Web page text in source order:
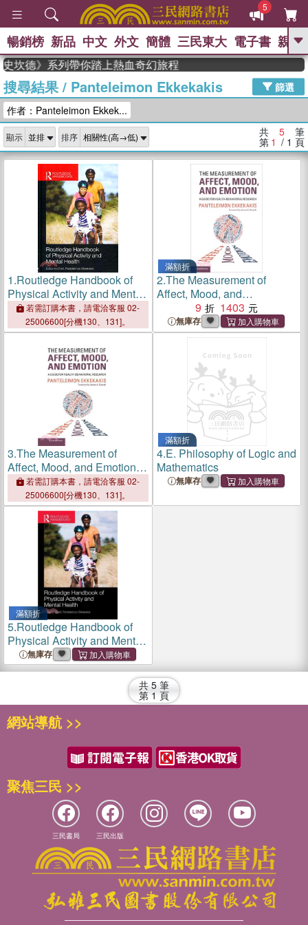
5
GO
熱搜： 東野圭吾 、 高希均教授回憶錄
、 The Odyssey 、 父親節 、 如果歷
獎 臺灣漫遊錄 、 方念華 、 台灣的李
登輝時代
數學女孩：黎曼猜想 、
偉大的迷走神經
暢銷榜 新品 中文 外文 簡體 三民東大 電子書 親子
坎德》系列帶你踏上熱血奇幻旅程
搜尋結果/ Panteleimon Ekkekakis
篩選
作者：Panteleimon Ekkek...
顯示 排序 共 5 筆
第 1 / 1 頁
1.Routledge Handbook of
Physical Activity and Mental
Health
若需訂購本書，請電洽客服 02-
25006600[分機130、131]。
滿額折
2.The Measurement of
Affect, Mood, and
Emotion―A Guide for
Health-behavioral Research
9 1403
無庫存
3.The Measurement of
Affect, Mood, and Emotion
― A Guide for Health-
behavioral Research
若需訂購本書，請電洽客服 02-
25006600[分機130、131]。
滿額折
4.E. Philosophy of Logic and
Mathematics
無庫存
滿額折
5.Routledge Handbook of
Physical Activity and Mental
Health無庫存
共 5 筆
第 1 頁
網站導航 >>
聚焦三民 >>
三民書局 三民出版